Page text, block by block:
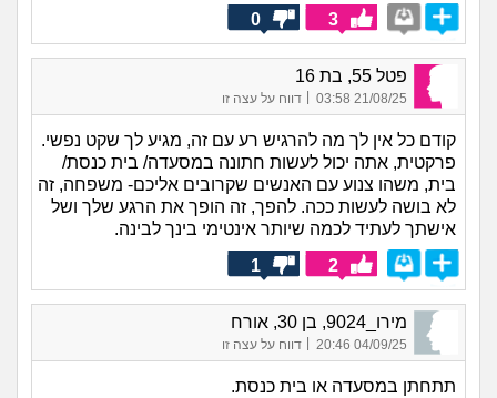
3
0
פטל 55, בת 16
21/08/25 03:58 דווח על עצה זו
קודם כל אין לך מה להרגיש רע עם זה, מגיע לך שקט נפשי.
פרקטית, אתה יכול לעשות חתונה במסעדה/ בית כנסת/
בית, משהו צנוע עם האנשים שקרובים אליכם- משפחה, זה
לא בושה לעשות ככה. להפך, זה הופך את הרגע שלך ושל
אישתך לעתיד לכמה שיותר אינטימי בינך לבינה.
2
1
מירו_9024, בן 30, אורח
04/09/25 20:46 דווח על עצה זו
תתחתן במסעדה או בית כנסת.